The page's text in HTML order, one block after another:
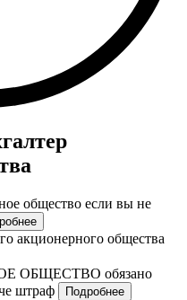
общество если вы не
акционерного общества
ОБЩЕСТВО обязано
штраф
Подробнее